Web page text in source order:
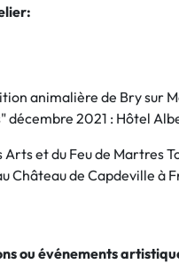
animalière de Bry sur
décembre 2021 : Hôtel
et du Feu de Martres
Château de Capdeville à
ou événements